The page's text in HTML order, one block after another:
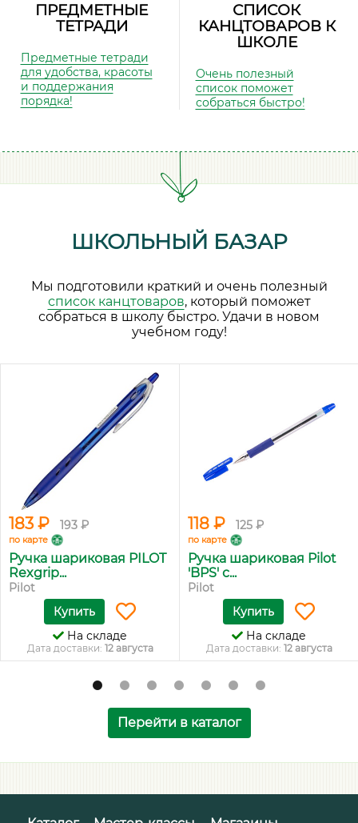
ПРЕДМЕТНЫЕ
ТЕТРАДИ
Предметные тетради
для удобства, красоты
и поддержания
порядка!
СПИСОК
КАНЦТОВАРОВ К
ШКОЛЕ
Очень полезный
список поможет
собраться быстро!
ШКОЛЬНЫЙ БАЗАР
Мы подготовили краткий и очень полезный
список канцтоваров, который поможет
собраться в школу быстро. Удачи в новом
учебном году!
183 ₽ 193 ₽
по карте
Ручка шариковая PILOT
Rexgrip...
Pilot
Купить
На складе
Дата доставки: 12 августа
118 ₽ 125 ₽
по карте
Ручка шариковая Pilot
'BPS' с...
Pilot
Купить
На складе
Дата доставки: 12 августа
Перейти в каталог